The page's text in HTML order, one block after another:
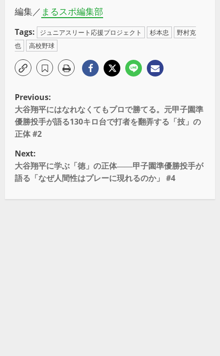
編集／ まるスポ編集部
Tags: ジュニアスリート応援プロジェクト 杉本忠
野村克
也
高校野球
Previous:
大谷翔平にはなれなくてもプロで勝てる。元甲子園準
優勝投手が語る130キロ台で打者を翻弄する「技」の
正体 #2
Next:
大谷翔平に学ぶ「徳」の正体――甲子園準優勝投手が
語る「なぜ人間性はプレーに現れるのか」 #4